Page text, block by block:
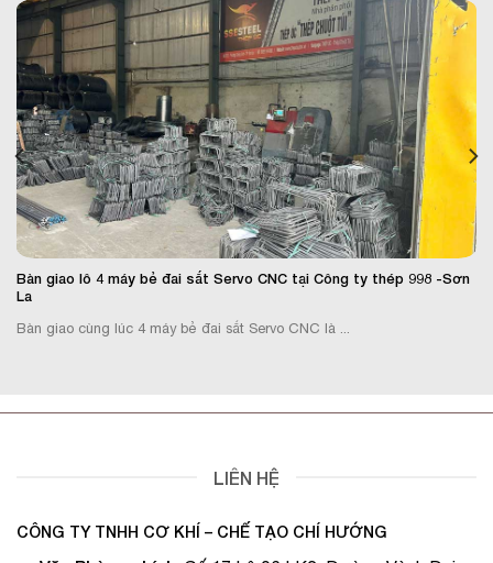
Bàn giao lô 4 máy bẻ đai sắt Servo CNC tại Công ty thép 998 -Sơn
La
Bàn giao cùng lúc 4 máy bẻ đai sắt Servo CNC là ...
LIÊN HỆ
CÔNG TY TNHH CƠ KHÍ – CHẾ TẠO CHÍ HƯỚNG